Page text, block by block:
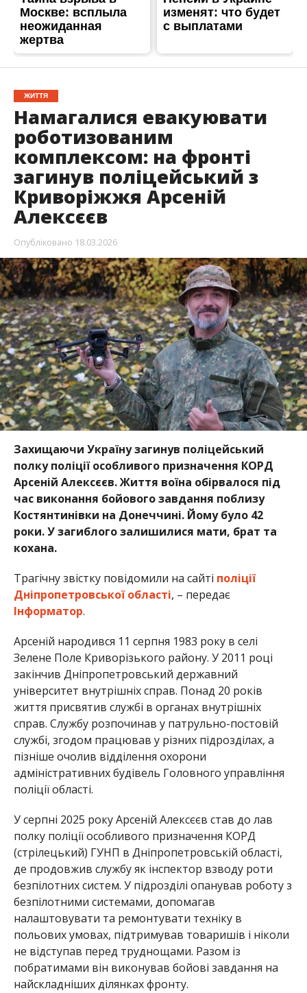
ЖИТТЯ
Намагалися евакуювати
роботизованим
комплексом: на фронті
загинув поліцейський з
Криворіжжя Арсеній
Алексєєв
Опубліковано 18.03.2026
Захищаючи Україну загинув поліцейський
полку поліції особливого призначення КОРД
Арсеній Алексєєв. Життя воїна обірвалося під
час виконання бойового завдання поблизу
Костянтинівки на Донеччині. Йому було 42
роки. У загиблого залишилися мати, брат та
кохана.
Трагічну звістку повідомили на сайті поліції
Дніпропетровської області, – передає
Інформатор.
Арсеній народився 11 серпня 1983 року в селі
Зелене Поле Криворізького району. У 2011 році
закінчив Дніпропетровський державний
університет внутрішніх справ. Понад 20 років
життя присвятив службі в органах внутрішніх
справ. Службу розпочинав у патрульно-постовій
службі, згодом працював у різних підрозділах, а
пізніше очолив відділення охорони
адміністративних будівель Головного управління
поліції області.
У серпні 2025 року Арсеній Алексєєв став до лав
полку поліції особливого призначення КОРД
(стрілецький) ГУНП в Дніпропетровській області,
де продовжив службу як інспектор взводу роти
безпілотних систем. У підрозділі опанував роботу з
безпілотними системами, допомагав
налаштовувати та ремонтувати техніку в
польових умовах, підтримував товаришів і ніколи
не відступав перед труднощами. Разом із
побратимами він виконував бойові завдання на
найскладніших ділянках фронту.